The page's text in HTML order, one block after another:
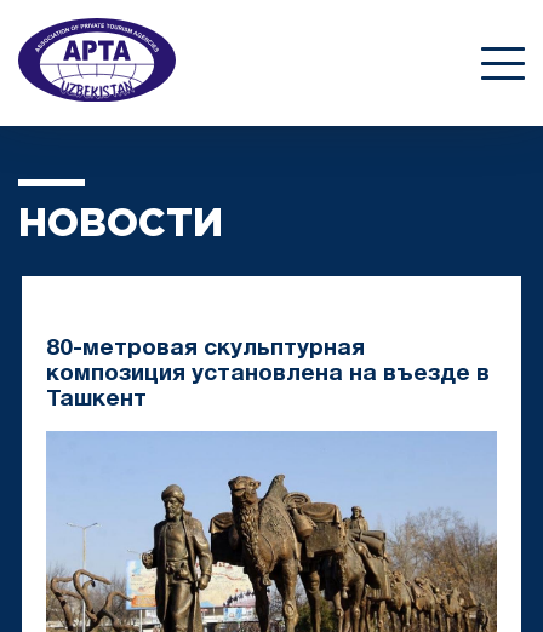
НОВОСТИ
80-метровая скульптурная
композиция установлена на въезде в
Ташкент